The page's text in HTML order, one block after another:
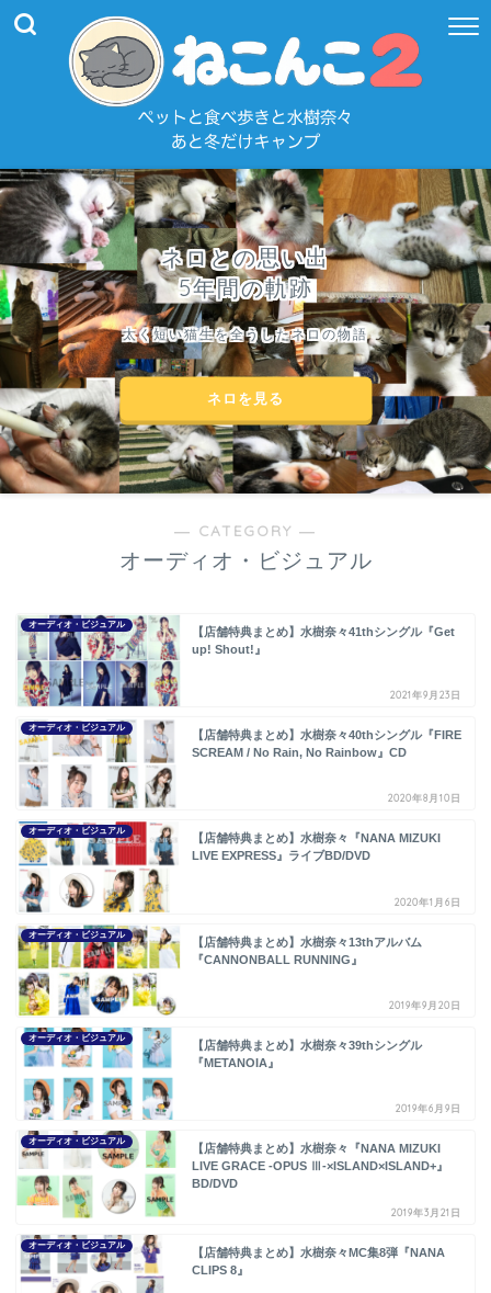
ネロとの思い出
5年間の軌跡
太く短い猫生を全うしたネロの物語
ネロを見る
― CATEGORY ―
オーディオ・ビジュアル
オーディオ・ビジュアル
【店舗特典まとめ】水樹奈々41thシングル『Get
up! Shout!』
2021年9月23日
オーディオ・ビジュアル
【店舗特典まとめ】水樹奈々40thシングル『FIRE
SCREAM / No Rain, No Rainbow』CD
2020年8月10日
オーディオ・ビジュアル
【店舗特典まとめ】水樹奈々『NANA MIZUKI
LIVE EXPRESS』ライブBD/DVD
2020年1月6日
オーディオ・ビジュアル
【店舗特典まとめ】水樹奈々13thアルバム
『CANNONBALL RUNNING』
2019年9月20日
オーディオ・ビジュアル
【店舗特典まとめ】水樹奈々39thシングル
『METANOIA』
2019年6月9日
オーディオ・ビジュアル
【店舗特典まとめ】水樹奈々『NANA MIZUKI
LIVE GRACE -OPUS Ⅲ-×ISLAND×ISLAND+』
BD/DVD
2019年3月21日
オーディオ・ビジュアル
【店舗特典まとめ】水樹奈々MC集8弾『NANA
CLIPS 8』